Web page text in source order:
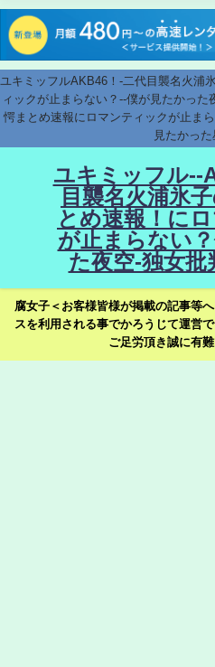
ユキミッフルAKB46！-二代目襲名火浦
ィックが止まらない？--僕が見たかっ
愕まとめ速報にロマンティックが止ま
見たかっ
ユキミッフル--
目襲名火浦氷
とめ速報！に
が止まらない
た夜空-独女批
腐女子＜お客様皆様が掲載の記事等
スを利用される事でかろうじて運営
ご足労頂き誠に有難